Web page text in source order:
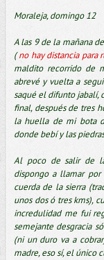
Moraleja, domingo 12
A las 9 de la mañana
(no hay distancia para
maldito recorrido de
abrevé y vuelta a
saqué el difunto jabalí,
final, después de tres
la huella de mi bota
donde bebí y las
Al poco de salir de
dispongo a llamar
cuerda de la sierra
unos dos ó tres kms),
incredulidad me fui
semejante desgracia
(ni un duro va a
madre, eso sí, el único